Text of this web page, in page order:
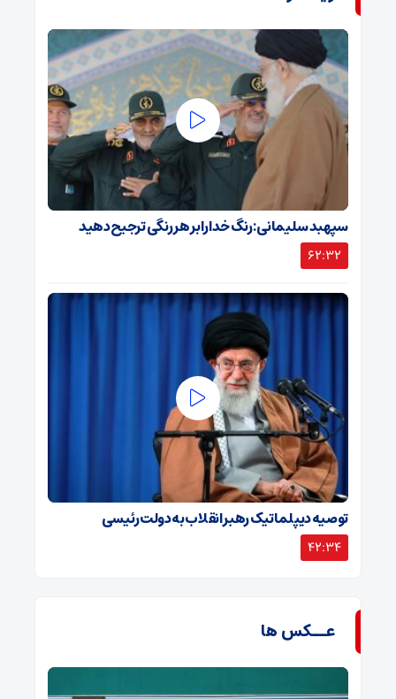
سپهبد سلیمانی: رنگ خدا را بر هر رنگی ترجیح دهید
62:32
توصیه دیپلماتیک رهبر انقلاب به دولت رئیسی
42:34
عــکس ها